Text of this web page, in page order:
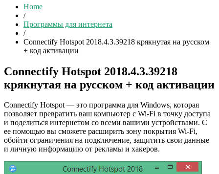
Home
/
Программы для интернета
/
Connectify Hotspot 2018.4.3.39218 крякнутая на русском
+ код активации
Connectify Hotspot 2018.4.3.39218
крякнутая на русском + код активации
Connectify Hotspot — это программа для Windows, которая
позволяет превратить ваш компьютер с Wi-Fi в точку доступа
и поделиться интернетом со всеми вашими устройствами. С
ее помощью вы сможете расширить зону покрытия Wi-Fi,
обойти ограничения на подключение, защитить свои данные
и личную информацию от рекламы и хакеров.